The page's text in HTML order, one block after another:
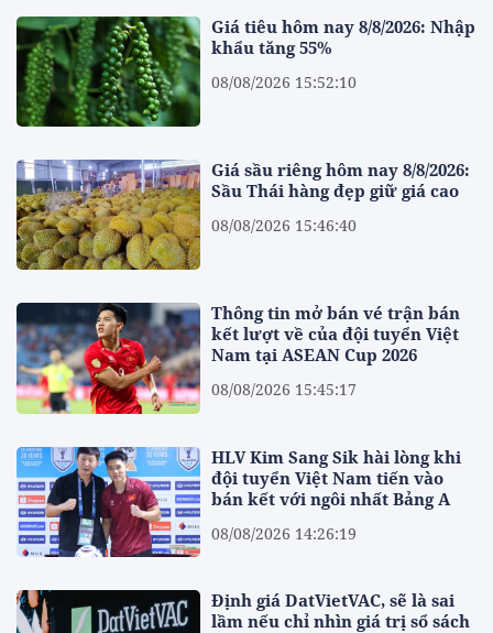
Giá tiêu hôm nay 8/8/2026: Nhập
khẩu tăng 55%
08/08/2026 15:52:10
Giá sầu riêng hôm nay 8/8/2026:
Sầu Thái hàng đẹp giữ giá cao
08/08/2026 15:46:40
Thông tin mở bán vé trận bán
kết lượt về của đội tuyển Việt
Nam tại ASEAN Cup 2026
08/08/2026 15:45:17
HLV Kim Sang Sik hài lòng khi
đội tuyển Việt Nam tiến vào
bán kết với ngôi nhất Bảng A
08/08/2026 14:26:19
Định giá DatVietVAC, sẽ là sai
lầm nếu chỉ nhìn giá trị sổ sách